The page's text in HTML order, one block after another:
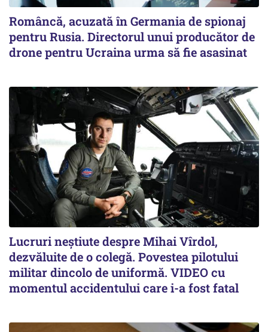
Româncă, acuzată în Germania de spionaj
pentru Rusia. Directorul unui producător de
drone pentru Ucraina urma să fie asasinat
Lucruri neștiute despre Mihai Vîrdol,
dezvăluite de o colegă. Povestea pilotului
militar dincolo de uniformă. VIDEO cu
momentul accidentului care i-a fost fatal